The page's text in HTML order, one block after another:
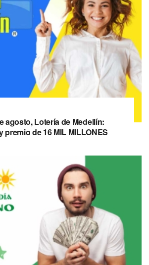
agosto, Lotería de Medellín:
premio de 16 MIL MILLONES